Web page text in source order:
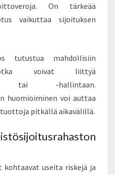
On tärkeää
vaikuttaa sijoituksen
tutustua mahdollisiin
jotka voivat liittyä
tai -hallintaan.
huomioiminen voi auttaa
pitkällä aikavälillä.
useita riskejä ja